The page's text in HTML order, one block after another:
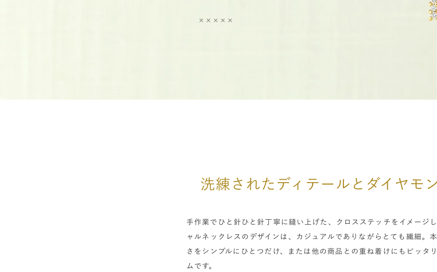
洗練されたディテールとダイヤモ
手作業でひと針ひと針丁寧に縫い上げた、クロスステッチをイメージ
ャルネックレスのデザインは、カジュアルでありながらとても繊細。
さをシンプルにひとつだけ、または他の商品との重ね着けにもピッタ
ムです。